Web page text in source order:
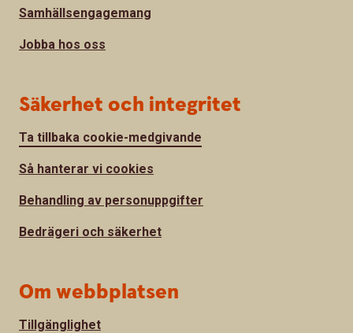
Samhällsengagemang
Jobba hos oss
Säkerhet och integritet
Ta tillbaka cookie-medgivande
Så hanterar vi cookies
Behandling av personuppgifter
Bedrägeri och säkerhet
Om webbplatsen
Tillgänglighet